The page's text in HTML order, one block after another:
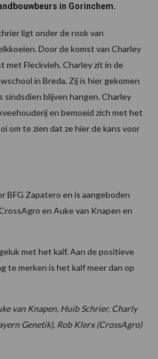
in Gorinchem.
ligt onder de rook van
Door de komst van Charley
met Fleckvieh. Charley zit in de
in Breda. Zij is hier gekomen
sindsdien blijven hangen. Charley
en bemoeid zich met het
om te zien dat ze hier de kans voor
BFG Zapatero en is aangeboden
en Auke van Knapen en
met het kalf. Aan de positieve
te merken is het kalf meer dan op
van Knapen, Huib Schrier, Charly
Genetik), Rob Klerx (CrossAgro)